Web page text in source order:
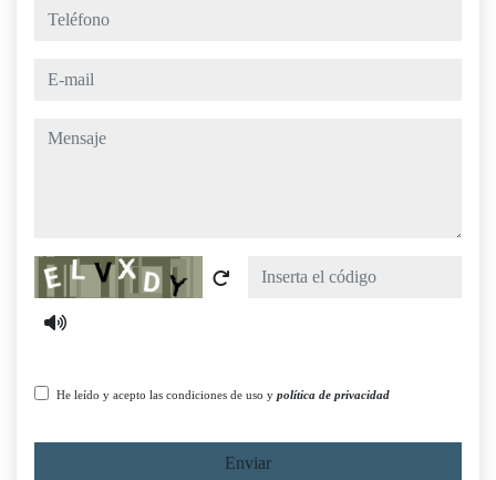
teléfono
e-mail
mensaje
Captcha
He leído y acepto las condiciones de uso y política de privacidad
Enviar